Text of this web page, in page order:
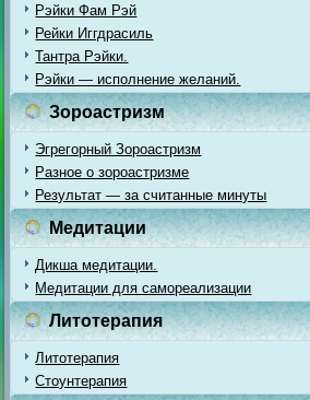
Рэйки Фам Рэй
Рейки Иггдрасиль
Тантра Рэйки.
Рэйки — исполнение желаний.
Зороастризм
Эгрегорный Зороастризм
Разное о зороастризме
Результат — за считанные минуты
Медитации
Дикша медитации.
Медитации для самореализации
Литотерапия
Литотерапия
Стоунтерапия